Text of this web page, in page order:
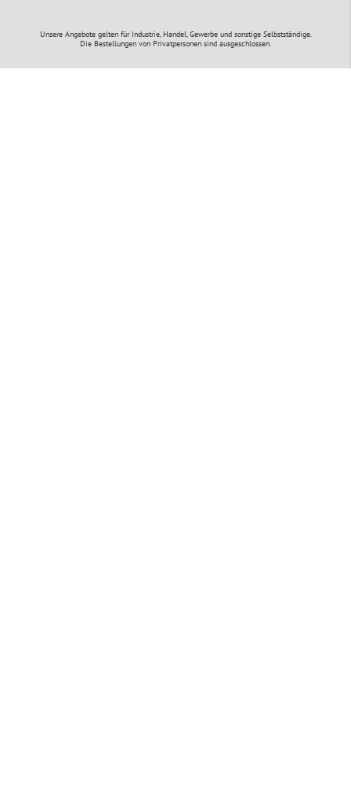
Unsere Angebote gelten für Industrie, Handel, Gewerbe und sonstige Selbstständige.
Die Bestellungen von Privatpersonen sind ausgeschlossen.